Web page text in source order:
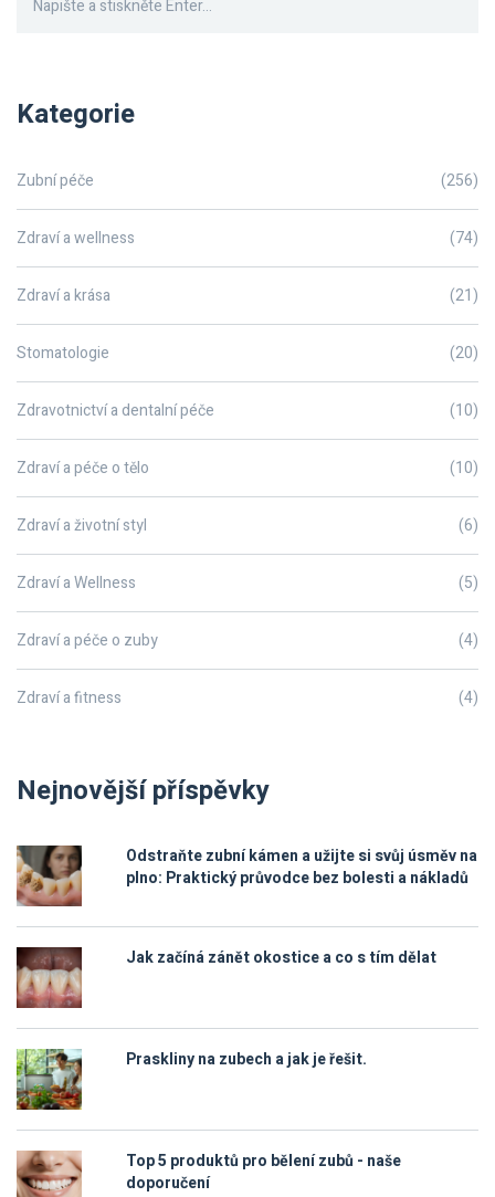
Kategorie
Zubní péče (256)
Zdraví a wellness (74)
Zdraví a krása (21)
Stomatologie (20)
Zdravotnictví a dentalní péče (10)
Zdraví a péče o tělo (10)
Zdraví a životní styl (6)
Zdraví a Wellness (5)
Zdraví a péče o zuby (4)
Zdraví a fitness (4)
Nejnovější příspěvky
Odstraňte zubní kámen a užijte si svůj úsměv na
plno: Praktický průvodce bez bolesti a nákladů
Jak začíná zánět okostice a co s tím dělat
Praskliny na zubech a jak je řešit.
Top 5 produktů pro bělení zubů - naše
doporučení